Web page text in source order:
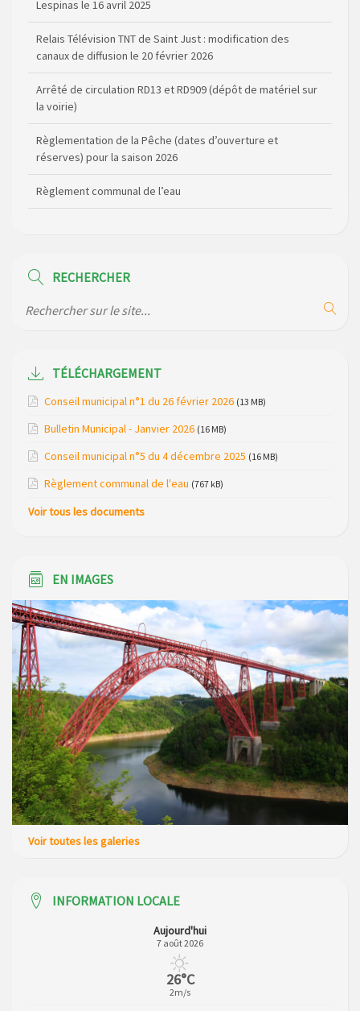
Relais Télévision TNT de Saint Just : modification des
Arrêté de circulation RD13 et RD909 (dépôt de matériel sur
Règlementation de la Pêche (dates d’ouverture et
Règlement communal de l’eau
Agenda Culturel de Saint Flour Communauté Janvier à Juin
Modification des horaires (et lieux) pour les permanences
de la gendarmerie
Maison des services de Ruynes en Margeride – programme
Modification de gestion du camping de Saint Just, ses
Loubaresse le vendredi 20 mars 2026
2026
RECHERCHER
TÉLÉCHARGEMENT
Conseil municipal n°1 du 26 février 2026 (13 MB)
Bulletin Municipal - Janvier 2026 (16 MB)
Conseil municipal n°5 du 4 décembre 2025 (16 MB)
Règlement communal de l'eau (767 kB)
Voir tous les documents
EN IMAGES
Voir toutes les galeries
INFORMATION LOCALE
Aujourd'hui
7 août 2026
26°C
2m/s